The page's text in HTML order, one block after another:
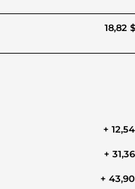
18,82
+
+
+